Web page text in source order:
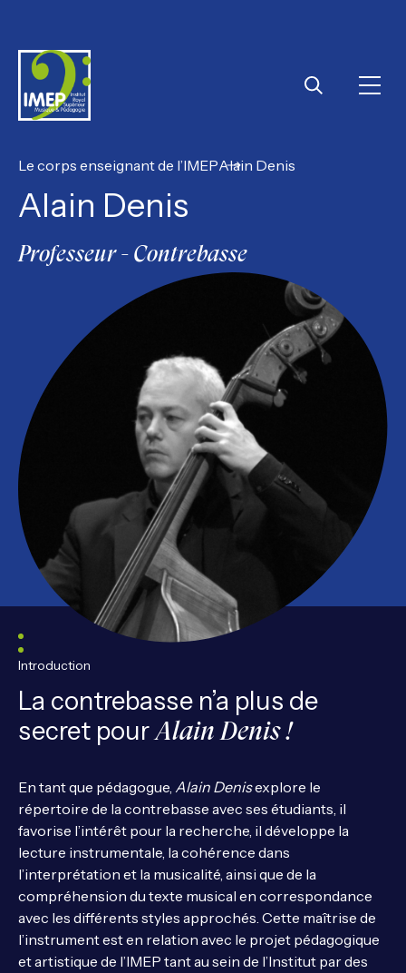
Le corps enseignant de l’IMEPAlain Denis
Alain Denis
Professeur - Contrebasse
Introduction
La contrebasse n’a plus de
secret pourAlain Denis !
En tant que pédagogue, Alain Denisexplore le
répertoire de la contrebasse avec ses étudiants, il
favorise l’intérêt pour la recherche, il développe la
lecture instrumentale, la cohérence dans
l’interprétation et la musicalité, ainsi que de la
compréhension du texte musical en correspondance
avec les différents styles approchés. Cette maîtrise de
l’instrument est en relation avec le projet pédagogique
et artistique de l’IMEP tant au sein de l’Institut par des